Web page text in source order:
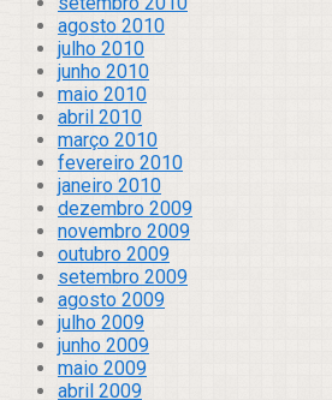
agosto 2010
julho 2010
junho 2010
maio 2010
abril 2010
março 2010
fevereiro 2010
janeiro 2010
dezembro 2009
novembro 2009
outubro 2009
setembro 2009
agosto 2009
julho 2009
junho 2009
maio 2009
abril 2009